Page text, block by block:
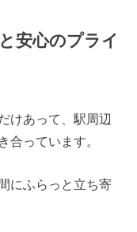
安心のプライ
けあって、駅周辺
合っています。
にふらっと立ち寄